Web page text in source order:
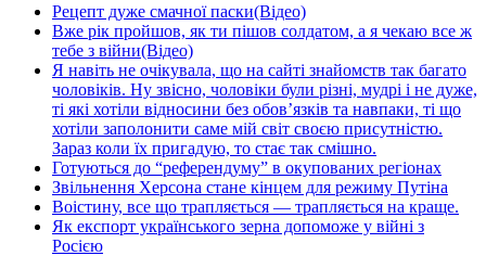
Рецепт дуже смачної паски(Відео)
Вже рік пройшов, як ти пішов солдатом, а я чекаю все ж
тебе з війни(Відео)
Я навіть не очікувала, що на сайті знайомств так багато
чоловіків. Ну звісно, чоловіки були різні, мудрі і не дуже,
ті які хотіли відносини без обов’язків та навпаки, ті що
хотіли заполонити саме мій світ своєю присутністю.
Зараз коли їх пригадую, то стає так смішно.
Готуються до “референдуму” в окупованих регіонах
Звільнення Херсона стане кінцем для режиму Путіна
Воістину, все що трапляється — трапляється на краще.
Як експорт українського зерна допоможе у війні з
Росією